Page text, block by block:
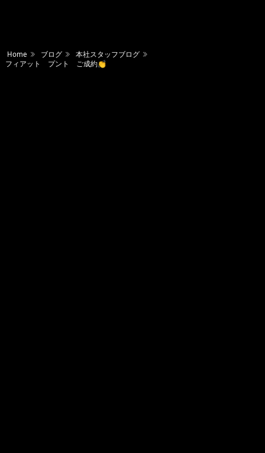
Home ブログ
本社スタッフブログ
フィアット プント ご成約👏